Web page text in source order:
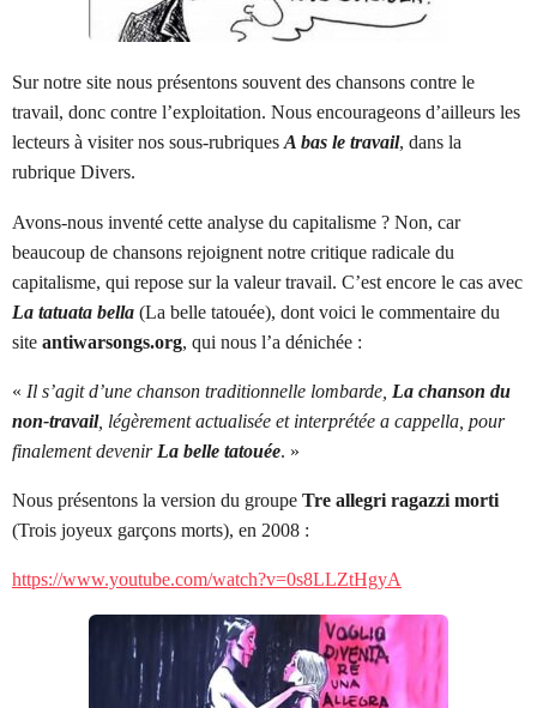
Sur notre site nous présentons souvent des chansons contre le
travail, donc contre l’exploitation. Nous encourageons d’ailleurs les
lecteurs à visiter nos sous-rubriques A bas le travail, dans la
rubrique Divers.
Avons-nous inventé cette analyse du capitalisme ? Non, car
beaucoup de chansons rejoignent notre critique radicale du
capitalisme, qui repose sur la valeur travail. C’est encore le cas avec
La tatuata bella (La belle tatouée), dont voici le commentaire du
site antiwarsongs.org, qui nous l’a dénichée :
« Il s’agit d’une chanson traditionnelle lombarde, La chanson du
non-travail, légèrement actualisée et interprétée a cappella, pour
finalement devenir La belle tatouée. »
Nous présentons la version du groupe Tre allegri ragazzi morti
(Trois joyeux garçons morts), en 2008 :
https://www.youtube.com/watch?v=0s8LLZtHgyA